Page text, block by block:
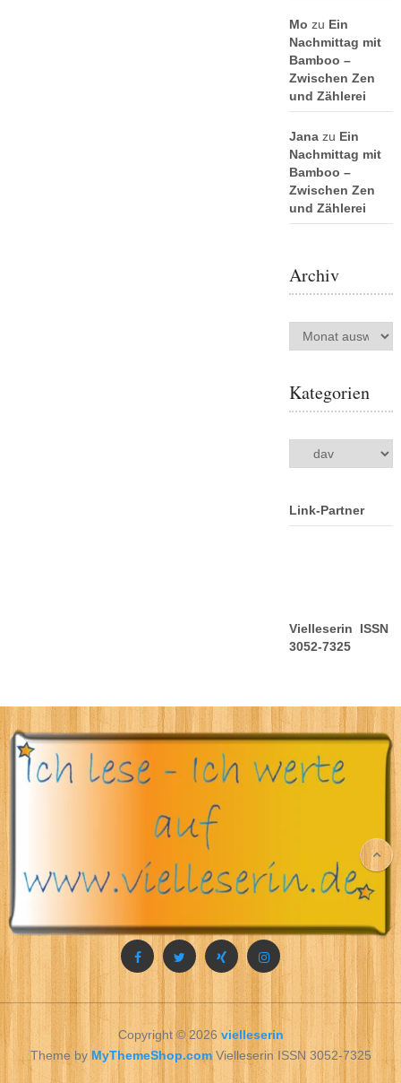
Mo zu Ein
Nachmittag mit
Bamboo –
Zwischen Zen
und Zählerei
Janazu Ein
Nachmittag mit
Bamboo –
Zwischen Zen
und Zählerei
Archiv
Archiv
Kategorien
Kategorien
Link-Partner
Vielleserin ISSN
3052-7325
Copyright © 2026vielleserin
Theme by MyThemeShop.comVielleserin ISSN 3052-7325